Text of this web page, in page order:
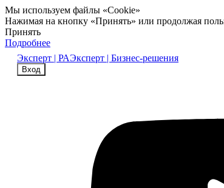
Мы используем файлы «Cookie»
Нажимая на кнопку «Принять» или продолжая
Принять
Подробнее
Эксперт | РАЭксперт | Бизнес-решения
Вход